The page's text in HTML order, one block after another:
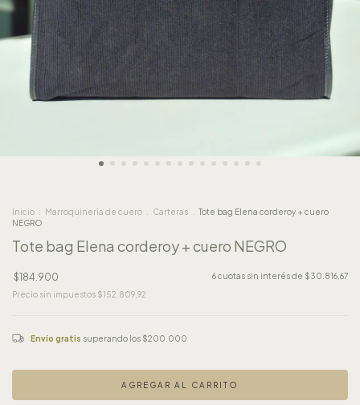
Inicio Marroquinerìa de cuero Carteras
Tote bag Elena corderoy + cuero
NEGRO
Tote bag Elena corderoy + cuero NEGRO
$184.900 6cuotas sin interés de $30.816,67
Precio sin impuestos $152.809,92
Envío gratis superando los $200.000